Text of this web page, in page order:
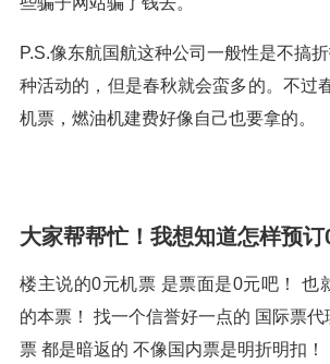
P.S.像东航国航这种公司一般性是不搞
种活动的，但是春秋就会蛮多的。不过
机票，燃油机建费好像自己也要拿的。
大家帮帮忙！我想知道怎样预
楼主说的0元机票 是票面是0元吧！ 也
的本票！ 找一个信誉好一点的 国际票
票 都是暗返的 不像国内票是明折明扣！